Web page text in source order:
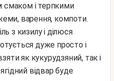
смаком і терпкими
варення, компоти.
з кизилу і ділюся
дуже просто і
як кукурудзяний, так і
відвар буде